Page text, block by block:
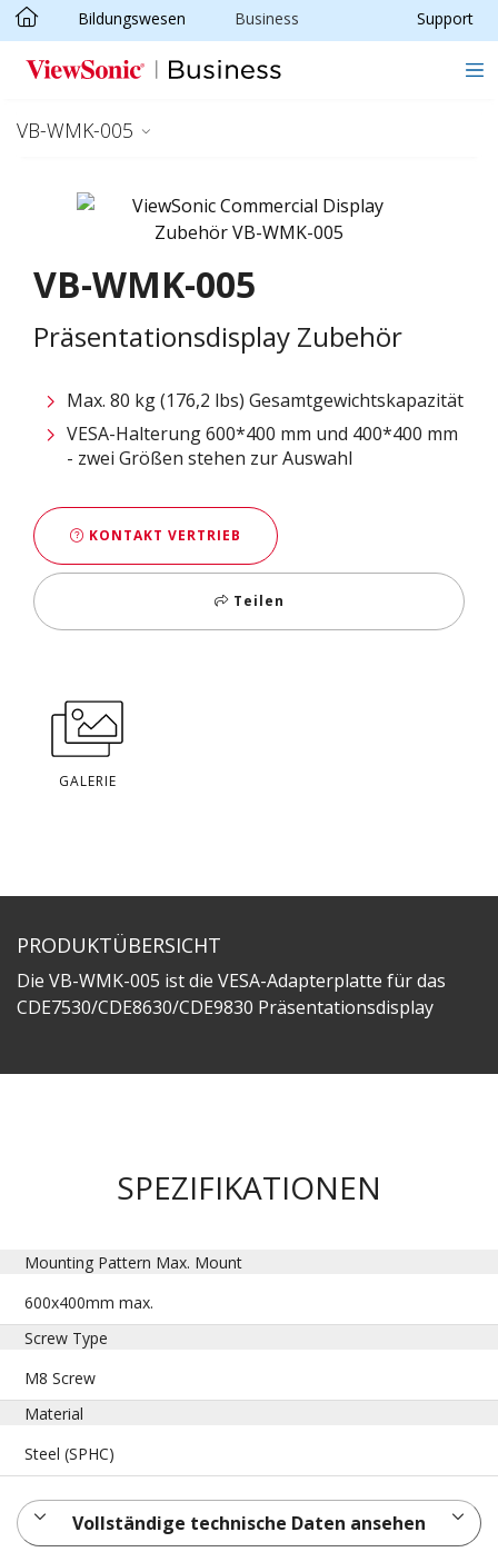
Skip to main content
Bildungswesen Business Support
VB-WMK-005
VB-WMK-005
Präsentationsdisplay Zubehör
Max. 80 kg (176,2 lbs) Gesamtgewichtskapazität
VESA-Halterung 600*400 mm und 400*400 mm
- zwei Größen stehen zur Auswahl
KONTAKT VERTRIEB
Teilen
GALERIE
PRODUKTÜBERSICHT
Die VB-WMK-005 ist die VESA-Adapterplatte für das
CDE7530/CDE8630/CDE9830 Präsentationsdisplay
SPEZIFIKATIONEN
Mounting Pattern Max. Mount
600x400mm max.
Screw Type
M8 Screw
Material
Steel (SPHC)
Vollständige technische Daten ansehen